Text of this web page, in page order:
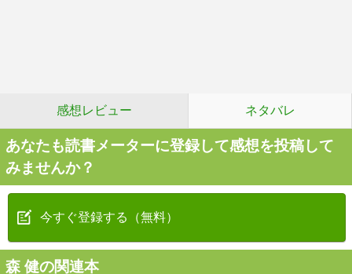
感想レビュー ネタバレ
あなたも読書メーターに登録して感想を投稿して
みませんか？
今すぐ登録する（無料）
森 健の関連本